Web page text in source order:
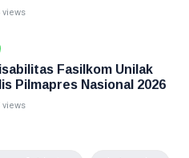
views
Fasilkom Unilak
Pilmapres Nasional 2026
views